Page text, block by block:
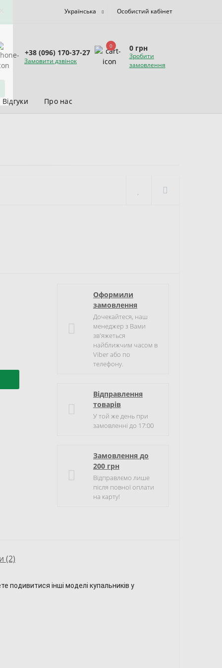
Українська Особистий кабінет
+38 (096) 170-37-27
Замовити дзвінок
0 0 грн
Зробити
замовлення
Відгуки Про нас
Оформили
замовлення
Дочекайтеся, наш
менеджер з Вами
зв'яжеться
найближчим часом в
Viber або по
телефону.
Відправлення
товарів
У той же день при
замовленні до 17:00
Замовлення до
200 грн
Відправлємо лише
після повної оплати
на карту!
(2)
подивитися інші моделі купальників у